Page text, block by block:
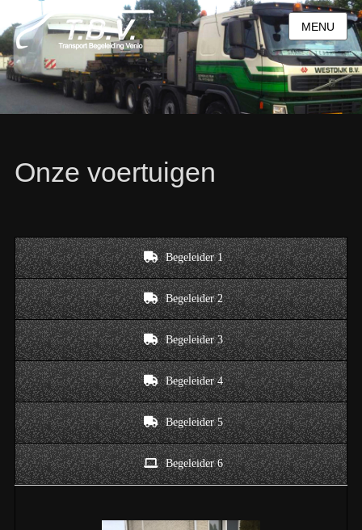
MENU
Onze voertuigen
Begeleider 1
Begeleider 2
Begeleider 3
Begeleider 4
Begeleider 5
Begeleider 6